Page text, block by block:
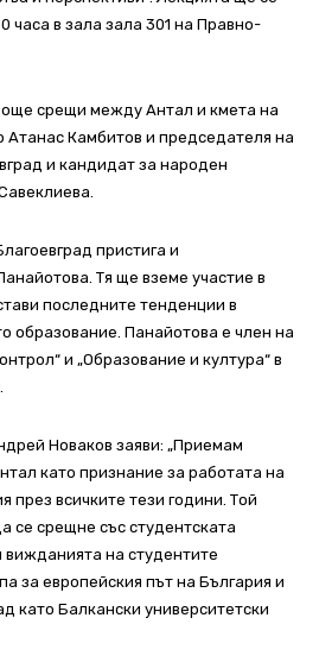
часа в зала зала 301 на Правно-
срещи между Антал и кмета на
Камбитов и председателя на
и кандидат за народен
пристига и
Тя ще вземе участие в
последните тенденции в
образование. Панайотова е член на
и „Образование и култура“ в
Новаков заяви: „Приемам
като признание за работата на
през всичките тези години. Той
се срещне със студентската
на студентите
за европейския път на България и
като Балкански университетски